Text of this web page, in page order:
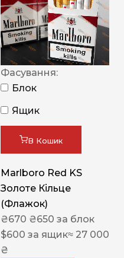
Фасування:
Блок
Ящик
В Кошик
Marlboro Red KS
Золоте Кільце
(Флажок)
₴670 ₴650 за блок
$600 за ящик≈ 27 000
₴